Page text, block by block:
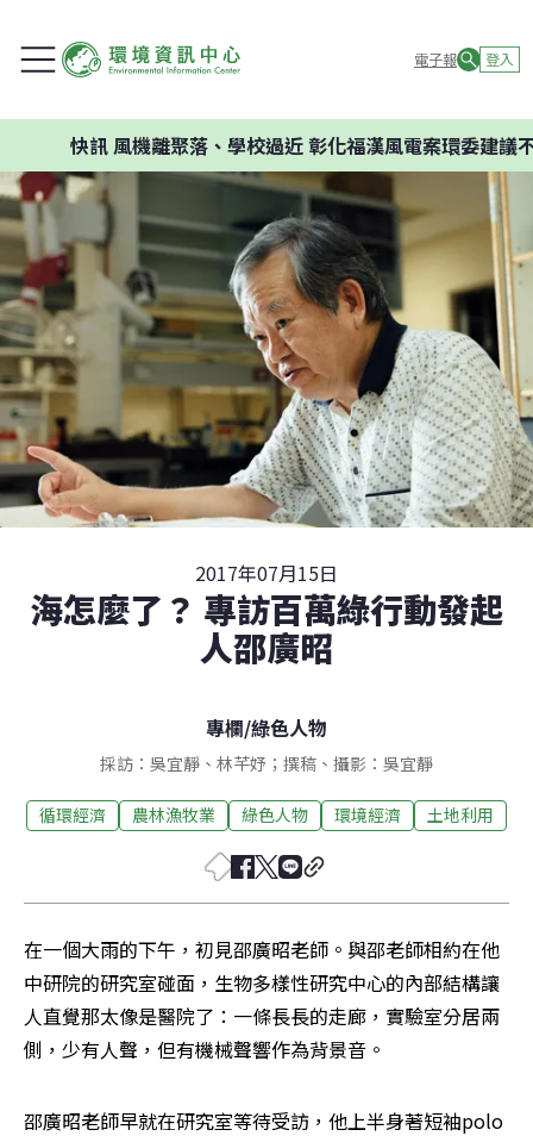
電子報 登入
風機離聚落、學校過近 彰化福漢風電案環委建議不應開發
2017年07月15日
海怎麼了？ 專訪百萬綠行動發起
人邵廣昭
專欄/綠色人物
採訪：吳宜靜、林芊妤；撰稿、攝影：吳宜靜
循環經濟 農林漁牧業 綠色人物 環境經濟 土地利用
在一個大雨的下午，初見邵廣昭老師。與邵老師相約在他
中研院的研究室碰面，生物多樣性研究中心的內部結構讓
人直覺那太像是醫院了：一條長長的走廊，實驗室分居兩
側，少有人聲，但有機械聲響作為背景音。
邵廣昭老師早就在研究室等待受訪，他上半身著短袖polo